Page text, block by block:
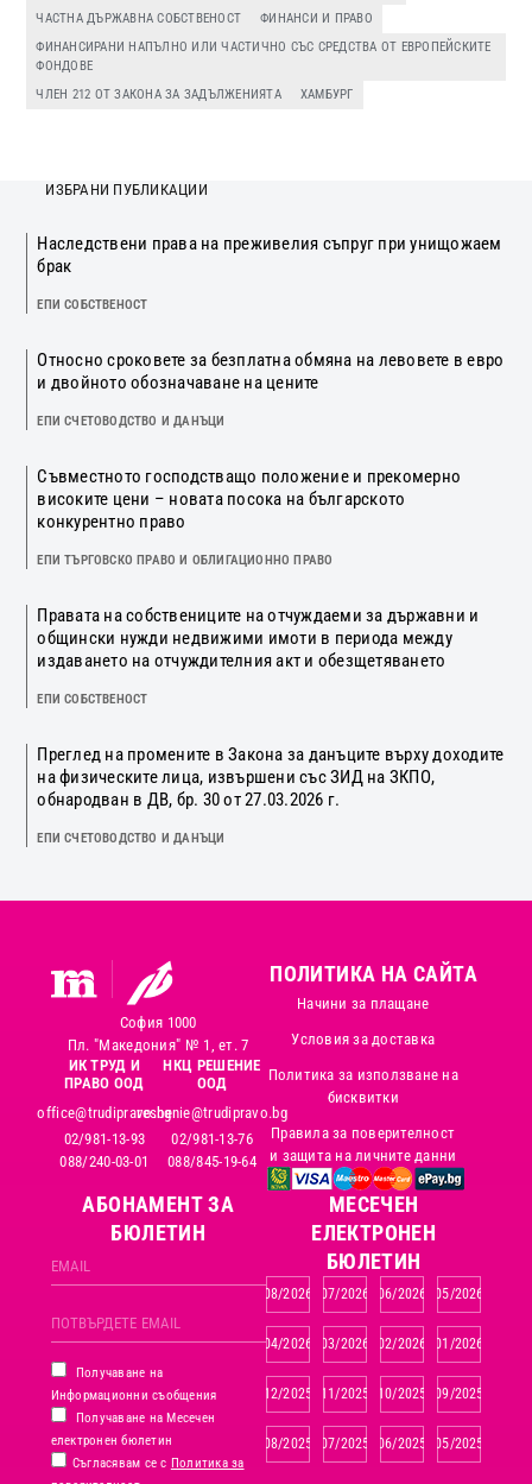
ЧАСТНА ДЪРЖАВНА СОБСТВЕНОСТ
ФИНАНСИ И ПРАВО
ФИНАНСИРАНИ НАПЪЛНО ИЛИ ЧАСТИЧНО СЪС СРЕДСТВА ОТ ЕВРОПЕЙСКИТЕ
ФОНДОВЕ
ЧЛЕН 212 ОТ ЗАКОНА ЗА ЗАДЪЛЖЕНИЯТА
ХАМБУРГ
ИЗБРАНИ ПУБЛИКАЦИИ
Наследствени права на преживелия съпруг при унищожаем
брак
ЕПИ СОБСТВЕНОСТ
Относно сроковете за безплатна обмяна на левовете в евро
и двойното обозначаване на цените
ЕПИ СЧЕТОВОДСТВО И ДАНЪЦИ
Съвместното господстващо положение и прекомерно
високите цени – новата посока на българското
конкурентно право
ЕПИ ТЪРГОВСКО ПРАВО И ОБЛИГАЦИОННО ПРАВО
Правата на собствениците на отчуждаеми за държавни и
общински нужди недвижими имоти в периода между
издаването на отчуждителния акт и обезщетяването
ЕПИ СОБСТВЕНОСТ
Преглед на промените в Закона за данъците върху доходите
на физическите лица, извършени със ЗИД на ЗКПО,
обнародван в ДВ, бр. 30 от 27.03.2026 г.
ЕПИ СЧЕТОВОДСТВО И ДАНЪЦИ
София 1000
Пл. "Македония" № 1, ет. 7
ИК ТРУД И
ПРАВО ООД
office@trudipravo.bg
02/981-13-93
088/240-03-01
НКЦ РЕШЕНИЕ
ООД
reshenie@trudipravo.bg
02/981-13-76
088/845-19-64
ПОЛИТИКА НА САЙТА
Начини за плащане
Условия за доставка
Политика за използване на
бисквитки
Правила за поверителност
и защита на личните данни
АБОНАМЕНТ ЗА
БЮЛЕТИН
Получаване на
Информационни съобщения
Получаване на Месечен
електронен бюлетин
Съгласявам се с Политика за
MЕСЕЧЕН
ЕЛЕКТРОНЕН
БЮЛЕТИН
08/2026 07/2026 06/2026 05/2026
04/2026 03/2026 02/2026 01/2026
12/2025 11/2025 10/2025 09/2025
08/2025 07/2025 06/2025 05/2025